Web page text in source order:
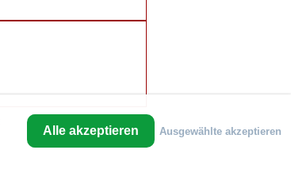
Alle akzeptieren Ausgewählte akzeptieren